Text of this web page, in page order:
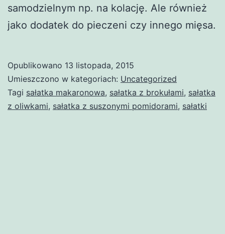
samodzielnym np. na kolację. Ale również
jako dodatek do pieczeni czy innego mięsa.
Opublikowano 13 listopada, 2015
Umieszczono w kategoriach: Uncategorized
Tagi sałatka makaronowa, sałatka z brokułami, sałatka
z oliwkami, sałatka z suszonymi pomidorami, sałatki